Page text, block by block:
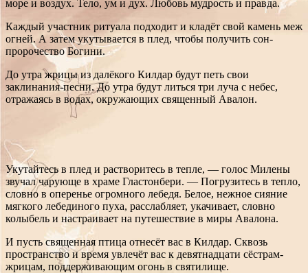
море и воздух. Тело, ум и дух. Любовь мудрость и правда.
Каждый участник ритуала подходит и кладёт свой камень меж
огней. А затем укутывается в плед, чтобы получить сон-
пророчество Богини.
До утра жрицы из далёкого Килдар будут петь свои
заклинания-песни. До утра будут литься три луча с небес,
отражаясь в водах, окружающих священный Авалон.
Укутайтесь в плед и растворитесь в тепле, — голос Милены
звучал чарующе в храме Гластонбери. — Погрузитесь в тепло,
словно в оперенье огромного лебедя. Белое, нежное сияние
мягкого лебединого пуха, расслабляет, укачивает, словно
колыбель и настраивает на путешествие в миры Авалона.
И пусть священная птица отнесёт вас в Килдар. Сквозь
пространство и время увлечёт вас к девятнадцати сёстрам-
жрицам, поддерживающим огонь в святилище.